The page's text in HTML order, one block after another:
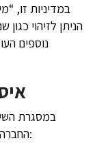
במדיניות זו,
הניתן לזיהוי
נוספים
3.
במסגרת
החברה תאסוף מידע אודות משתמשים כמפורט להלן: